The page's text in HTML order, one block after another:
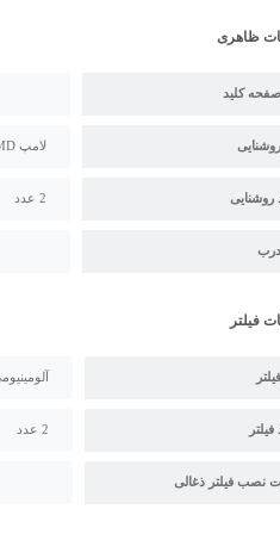
ظاهری
کلید
لامپ SMD
روشنایی 2 عدد
فیلتر
آلومینیومی 3 لایه قابل
فیلتر 2 عدد
نصب فیلتر ذغالی